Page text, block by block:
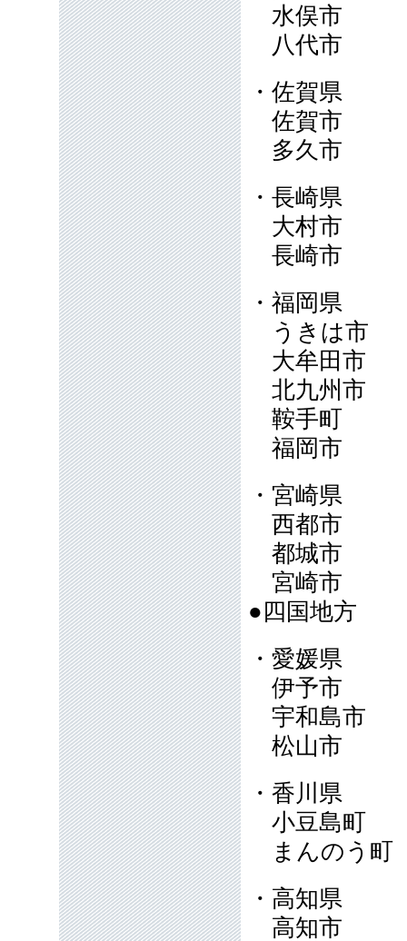
水俣市
八代市
・佐賀県
佐賀市
多久市
・長崎県
大村市
長崎市
・福岡県
うきは市
大牟田市
北九州市
鞍手町
福岡市
・宮崎県
西都市
都城市
宮崎市
●四国地方
・愛媛県
伊予市
宇和島市
松山市
・香川県
小豆島町
まんのう
・高知県
高知市